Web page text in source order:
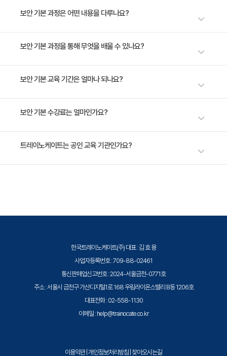
· 학습 목표
방화벽, IDS, IPS, 안티바이러스 소프트웨어, 암호화 기술
고, 이를 활용하여 안전한 IT 환경을 구축하고 관리하는
· 주요 내용
2. 안티바이러스 소프트웨어, 암호화기술
보안 기본 과정은 어떤 내용을 다루나요?
디지털 위협으로부터 데이터를 보호하는 데 필요한 보안 기본부터 심화까지
부터 암호화 기술까지 보안 전문가로 발전하기 위한 실용적인 지식을 얻을
보안 기본 과정을 통해 무엇을 배울 수 있나요?
기본적인 보안 개념 및 원리를 이해하여 개인 및 기업 정보 자산을 보호하는
수 있습니다.
보안 기본 교육 기간은 얼마나 되나요?
2일 과정입니다. 상세 일정은 교육 페이지에서 확인하실 수 있습니다.
보안 기본 수강료는 얼마인가요?
수강료는 800,000원(VAT 별도)입니다. 고용보험 환급 및 기업 할인 혜택
트레이노케이트는 공인 교육 기관인가요?
한국트레이노케이트(주) 대표 : 김 효 용
사업자등록번호 : 709-88-02461
통신판매업신고번호 : 2024-서울금천-0771호
주소 : 서울시 금천구 가산디지털1로 168 우림라이온스밸리 B동 1206호
대표전화 : 02-558-1130
이메일 : help@trainocate.co.kr
이용약관| 개인정보처리방침 찾아오시는길